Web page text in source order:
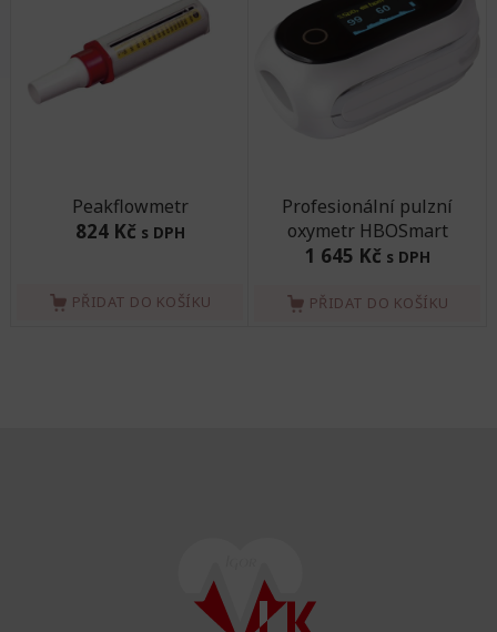
Peakflowmetr
824 Kč s DPH
PŘIDAT DO KOŠÍKU
Profesionální pulzní
oxymetr HBOSmart
1 645 Kč s DPH
PŘIDAT DO KOŠÍKU